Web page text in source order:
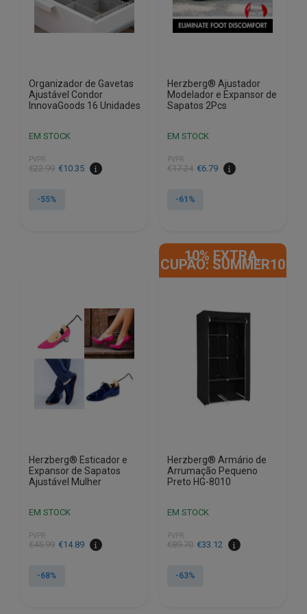
Organizador de Gavetas
Ajustável Condor
InnovaGoods 16 Unidades
EM STOCK
PVPR
€22.99
O
original
€10.35
O
atual
-55%
Herzberg® Ajustador
Modelador e Expansor de
Sapatos 2Pcs
EM STOCK
PVPR
€17.24
O
original
€6.79
O
atual
-61%
Herzberg® Esticador e
Expansor de Sapatos
Ajustável Mulher
EM STOCK
PVPR
€45.99
O
original
€14.89
O
atual
-68%
10% EXTRA,
CUPÃO: SUMMER10
Herzberg® Armário de
Arrumação Pequeno
Preto HG-8010
EM STOCK
PVPR
€89.70
O
original
€33.12
O
atual
-63%